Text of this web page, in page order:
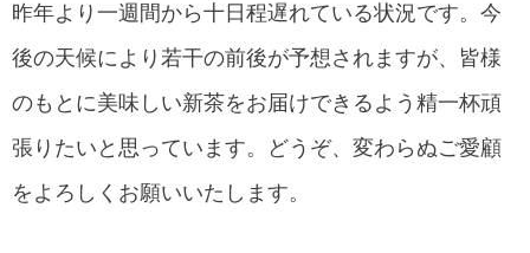
昨年より一週間から十日程遅れている状況です。今
後の天候により若干の前後が予想されますが、皆様
のもとに美味しい新茶をお届けできるよう精一杯頑
張りたいと思っています。どうぞ、変わらぬご愛顧
をよろしくお願いいたします。